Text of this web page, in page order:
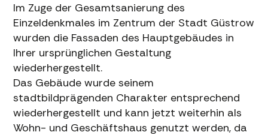
Im Zuge der Gesamtsanierung des
Einzeldenkmales im Zentrum der Stadt Güstrow
wurden die Fassaden des Hauptgebäudes in
Ihrer ursprünglichen Gestaltung
wiederhergestellt.
Das Gebäude wurde seinem
stadtbildprägenden Charakter entsprechend
wiederhergestellt und kann jetzt weiterhin als
Wohn- und Geschäftshaus genutzt werden, da